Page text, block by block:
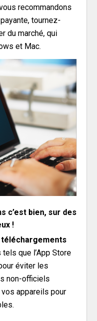
recommandons
tournez-
du marché, qui
et Mac.
c’est bien, sur des
!
que l’App Store
éviter les
non-officiels
appareils pour